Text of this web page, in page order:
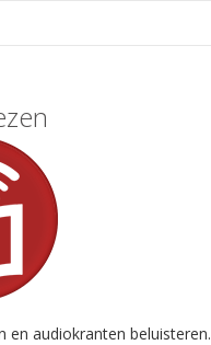
en audiokranten beluisteren.